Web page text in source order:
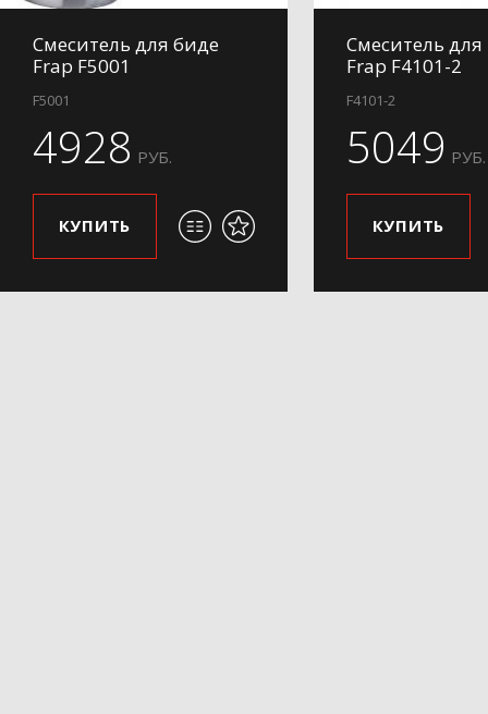
Смеситель для биде
Frap F5001
F5001
4928 РУБ.
КУПИТЬ
Смеситель для
Frap F4101-2
F4101-2
5049 РУБ.
КУПИТЬ